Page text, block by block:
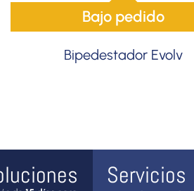
Bajo pedido
Bipedestador Evolv
Servicios